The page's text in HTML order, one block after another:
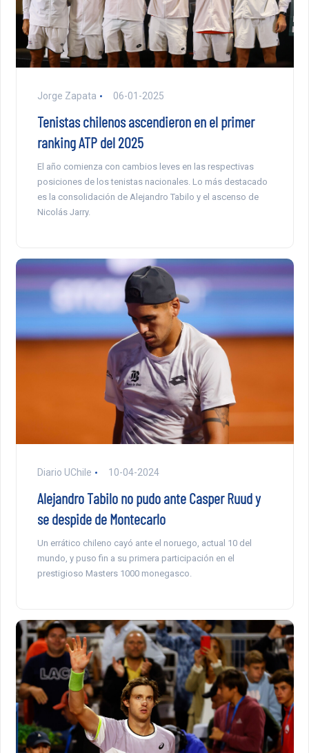
Jorge Zapata 06-01-2025
Tenistas chilenos ascendieron en el primer
ranking ATP del 2025
El año comienza con cambios leves en las respectivas
posiciones de los tenistas nacionales. Lo más destacado
es la consolidación de Alejandro Tabilo y el ascenso de
Nicolás Jarry.
Diario UChile 10-04-2024
Alejandro Tabilo no pudo ante Casper Ruud y
se despide de Montecarlo
Un errático chileno cayó ante el noruego, actual 10 del
mundo, y puso fin a su primera participación en el
prestigioso Masters 1000 monegasco.